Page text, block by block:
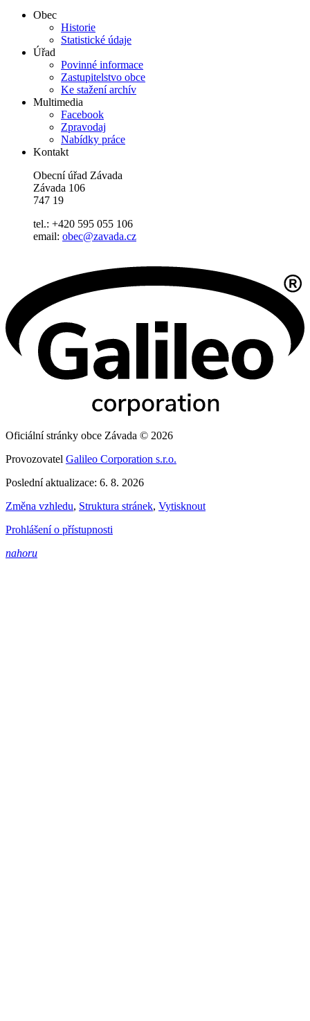
Obec
Historie
Statistické údaje
Úřad
Povinné informace
Zastupitelstvo obce
Ke stažení archív
Multimedia
Facebook
Zpravodaj
Nabídky práce
Kontakt
Obecní úřad Závada
Závada 106
747 19
tel.: +420 595 055 106
email: obec@zavada.cz
Oficiální stránky obce Závada © 2026
Provozovatel Galileo Corporation s.r.o.
Poslední aktualizace: 6. 8. 2026
Změna vzhledu, Struktura stránek, Vytisknout
Prohlášení o přístupnosti
nahoru